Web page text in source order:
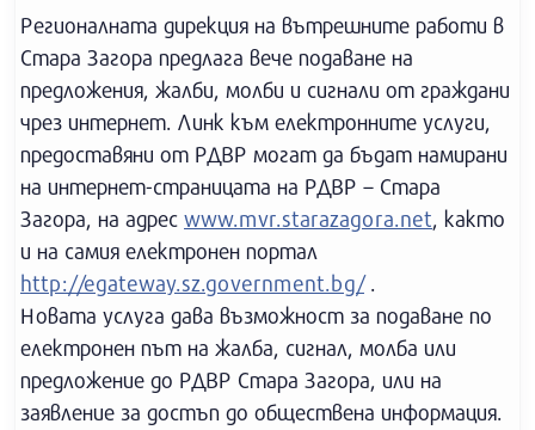
Регионалната дирекция на вътрешните работи в
Стара Загора предлага вече подаване на
предложения, жалби, молби и сигнали от граждани
чрез интернет. Линк към електронните услуги,
предоставяни от РДВР могат да бъдат намирани
на интернет-страницата на РДВР – Стара
Загора, на адрес www.mvr.starazagora.net, както
и на самия електронен портал
http://egateway.sz.government.bg/.
Новата услуга дава възможност за подаване по
електронен път на жалба, сигнал, молба или
предложение до РДВР Стара Загора, или на
заявление за достъп до обществена информация.